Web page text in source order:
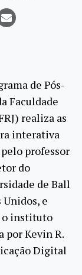
de Pós-
Faculdade
realiza as
interativa
professor
do
de Ball
e
o instituto
por Kevin R.
Digital